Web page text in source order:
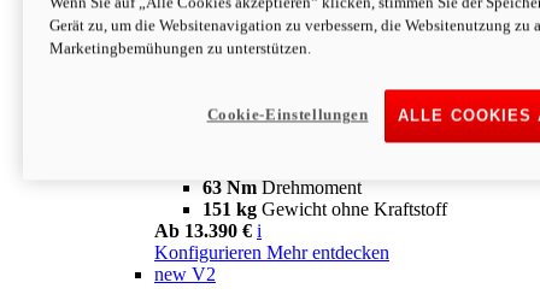
63 NmDrehmoment
151 kgGewicht ohne Kraftstoff
Ab 13.890 € i
63 Nm Drehmoment
151 kg Gewicht ohne Kraftstoff
Ab 13.390 € i
Konfigurieren Mehr entdecken
new V2
Gerät zu, um die Websitenavigation zu verbessern, die Websitenutzung zu
Marketingbemühungen zu unterstützen.
ALLE COOKIES
Cookie-Einstellungen